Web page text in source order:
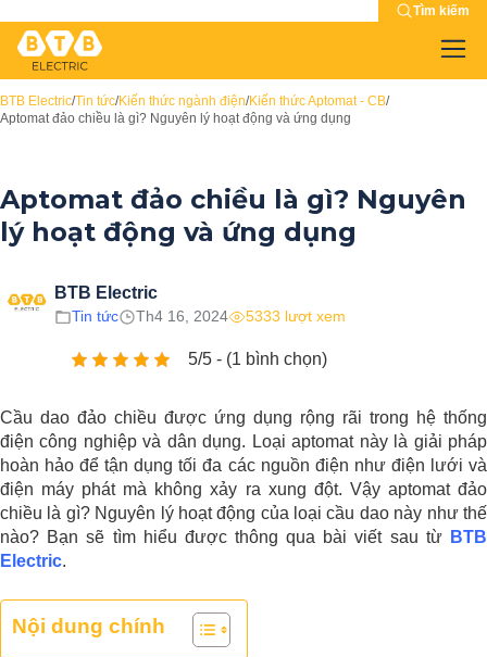
Tìm kiếm
BTB Electric/Tin tức/Kiến thức ngành điện/Kiến thức Aptomat - CB/
Aptomat đảo chiều là gì? Nguyên lý hoạt động và ứng dụng
Aptomat đảo chiều là gì? Nguyên
lý hoạt động và ứng dụng
BTB Electric
Tin tức Th4 16, 2024 5333 lượt xem
5/5 - (1 bình chọn)
Cầu dao đảo chiều được ứng dụng rộng rãi trong hệ thống
điện công nghiệp và dân dụng. Loại aptomat này là giải pháp
hoàn hảo để tận dụng tối đa các nguồn điện như điện lưới và
điện máy phát mà không xảy ra xung đột. Vậy aptomat đảo
chiều là gì? Nguyên lý hoạt động của loại cầu dao này như thế
nào? Bạn sẽ tìm hiểu được thông qua bài viết sau từ BTB
Electric.
Nội dung chính